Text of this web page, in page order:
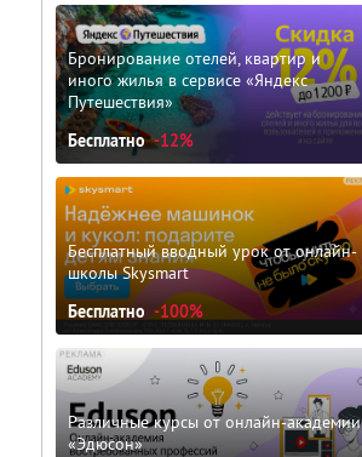
Бронирование отелей, квартир и
иного жилья в сервисе «Яндекс
Путешествия»
Бесплатно -12%
Бесплатный вводный урок от онлайн-
школы Skysmart
Бесплатно -100%
Различные курсы от онлайн-академии
«Эдюсон»